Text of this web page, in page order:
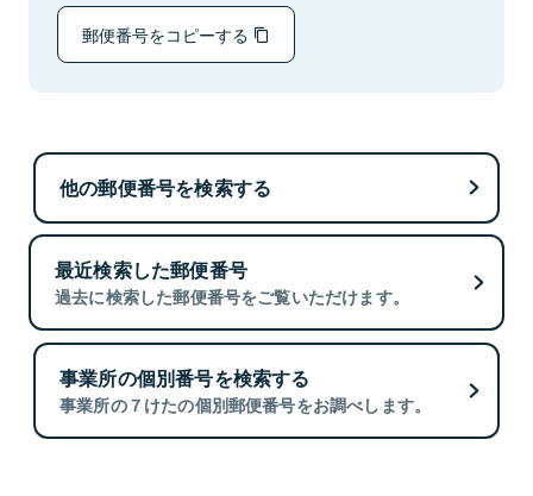
郵便番号をコピーする
他の郵便番号を検索する
最近検索した郵便番号
過去に検索した郵便番号をご覧いただけます。
事業所の個別番号を検索する
事業所の７けたの個別郵便番号をお調べします。